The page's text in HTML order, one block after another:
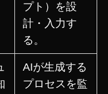
プト）を設
計・入力す
る。
AIが生成する
プロセスを監